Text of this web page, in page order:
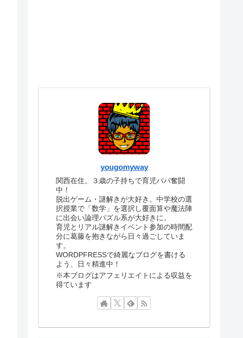
yougomyway
関西在住。３歳の子持ちで育児パパ奮闘
中！
脱出ゲーム・謎解きが大好き。中学校の選
択授業で「数学」を選択し覆面算や魔法陣
に出会い論理パズル系が大好きに。
育児とリアル謎解きイベント参加の時間配
分に葛藤を抱きながら日々過ごしていま
す。
WORDPFRESSで綺麗なブログを書ける
よう、日々精進中！
※本ブログはアフェリエイトによる収益を
得ています